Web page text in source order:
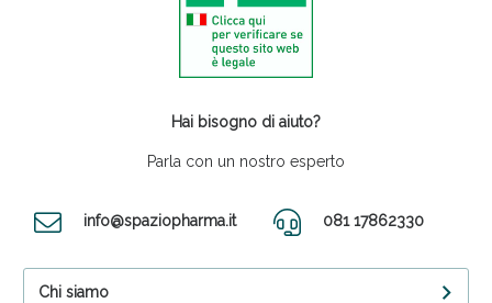
Hai bisogno di aiuto?
Parla con un nostro esperto
info@spaziopharma.it 081 17862330
Chi siamo